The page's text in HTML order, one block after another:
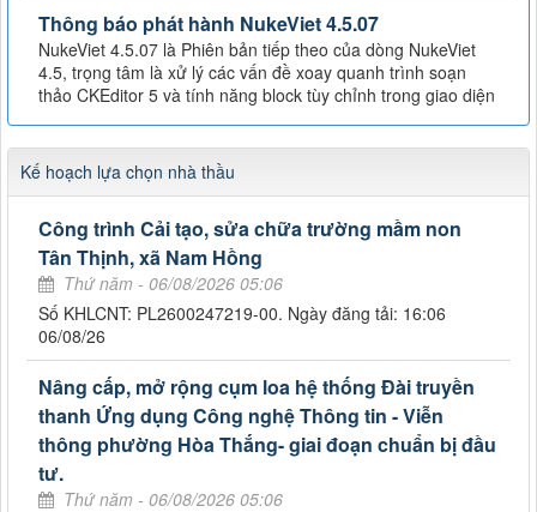
Thông báo phát hành NukeViet 4.5.07
NukeViet 4.5.07 là Phiên bản tiếp theo của dòng NukeViet
4.5, trọng tâm là xử lý các vấn đề xoay quanh trình soạn
thảo CKEditor 5 và tính năng block tùy chỉnh trong giao diện
Kế hoạch lựa chọn nhà thầu
Công trình Cải tạo, sửa chữa trường mầm non
Tân Thịnh, xã Nam Hồng
Thứ năm - 06/08/2026 05:06
Số KHLCNT: PL2600247219-00. Ngày đăng tải: 16:06
06/08/26
Nâng cấp, mở rộng cụm loa hệ thống Đài truyền
thanh Ứng dụng Công nghệ Thông tin - Viễn
thông phường Hòa Thắng- giai đoạn chuẩn bị đầu
tư.
Thứ năm - 06/08/2026 05:06